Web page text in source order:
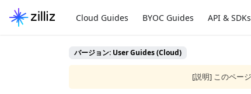
Cloud Guides BYOC Guides API & SDKs
バージョン: User Guides (Cloud)
[説明] このペー